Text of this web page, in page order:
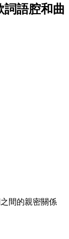
詞語腔和曲
間的親密關係